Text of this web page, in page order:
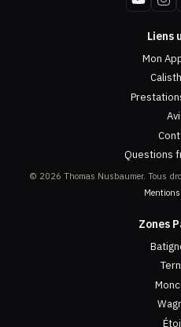
Liens
Mon
Questions
© 2026 Thomas Nusbaumer. Tous
Mentions
Zones